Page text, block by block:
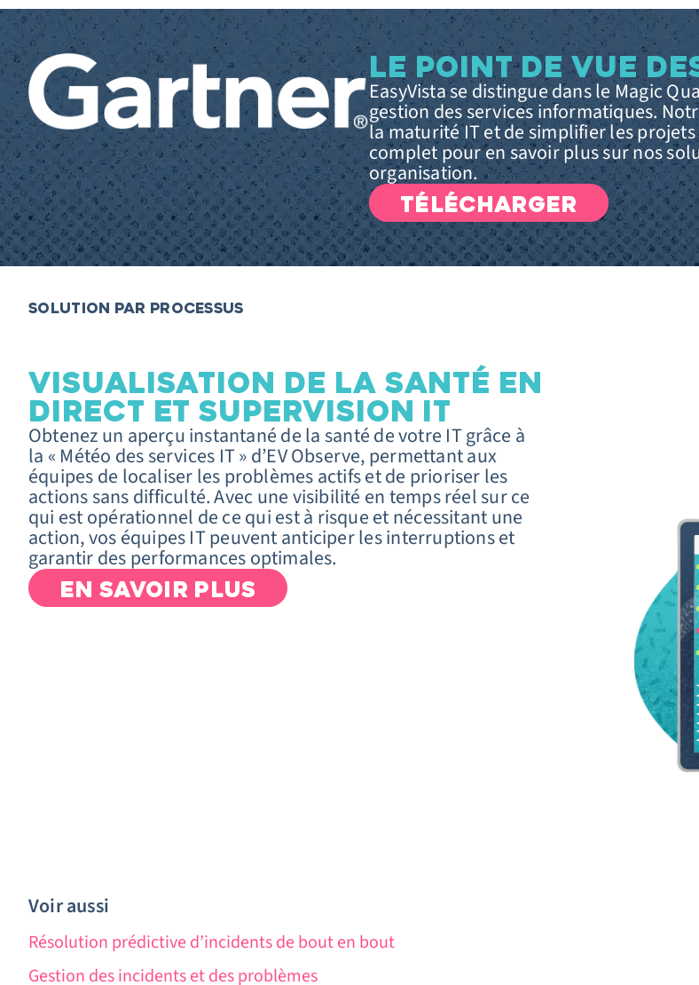
LE POINT DE VUE
EasyVista se distingue dans le Magic
gestion des services informatiques.
la maturité IT et de simplifier les
complet pour en savoir plus sur nos
organisation.
TÉLÉCHARGER
SOLUTION PAR PROCESSUS
VISUALISATION DE LA SANTÉ EN
DIRECT ET SUPERVISION IT
Obtenez un aperçu instantané de la santé de votre IT grâce à
la « Météo des services IT » d’EV Observe, permettant aux
équipes de localiser les problèmes actifs et de prioriser les
actions sans difficulté. Avec une visibilité en temps réel sur ce
qui est opérationnel de ce qui est à risque et nécessitant une
action, vos équipes IT peuvent anticiper les interruptions et
garantir des performances optimales.
EN SAVOIR PLUS
Voir aussi
Résolution prédictive d’incidents de bout en bout
Gestion des incidents et des problèmes